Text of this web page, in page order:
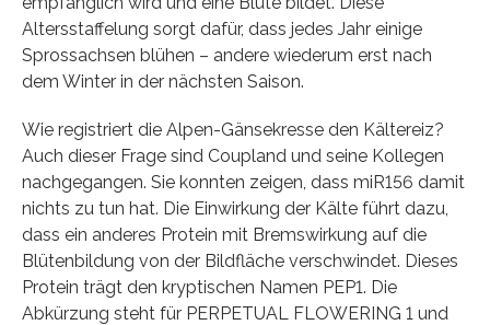
Altersstaffelung sorgt dafür, dass jedes Jahr einige
Sprossachsen blühen – andere wiederum erst nach
dem Winter in der nächsten Saison.
Wie registriert die Alpen-Gänsekresse den Kältereiz?
Auch dieser Frage sind Coupland und seine Kollegen
nachgegangen. Sie konnten zeigen, dass miR156 damit
nichts zu tun hat. Die Einwirkung der Kälte führt dazu,
dass ein anderes Protein mit Bremswirkung auf die
Blütenbildung von der Bildfläche verschwindet. Dieses
Protein trägt den kryptischen Namen PEP1. Die
Abkürzung steht für PERPETUAL FLOWERING 1 und